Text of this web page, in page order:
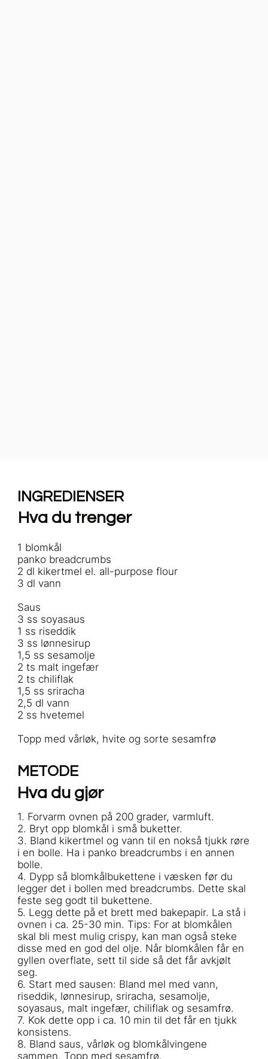
1 blomkål
panko breadcrumbs
2 dl kikertmel el. all-purpose flour
3 dl vann
Saus
3 ss soyasaus
1 ss riseddik
3 ss lønnesirup
1,5 ss sesamolje
2 ts malt ingefær
2 ts chiliflak
1,5 ss sriracha
2,5 dl vann
2 ss hvetemel
Topp med vårløk, hvite og sorte sesamfrø
INGREDIENSER
Hva du trenger
METODE
Hva du gjør
1. Forvarm ovnen på 200 grader, varmluft.
2. Bryt opp blomkål i små buketter.
3. Bland kikertmel og vann til en nokså tjukk røre
i en bolle. Ha i panko breadcrumbs i en annen
bolle.
4. Dypp så blomkålbukettene i væsken før du
legger det i bollen med breadcrumbs. Dette skal
feste seg godt til bukettene.
5. Legg dette på et brett med bakepapir. La stå i
ovnen i ca. 25-30 min. Tips: For at blomkålen
skal bli mest mulig crispy, kan man også steke
disse med en god del olje. Når blomkålen får en
gyllen overflate, sett til side så det får avkjølt
seg.
6. Start med sausen: Bland mel med vann,
riseddik, lønnesirup, sriracha, sesamolje,
soyasaus, malt ingefær, chiliflak og sesamfrø.
7. Kok dette opp i ca. 10 min til det får en tjukk
konsistens.
8. Bland saus, vårløk og blomkålvingene
sammen. Topp med sesamfrø.